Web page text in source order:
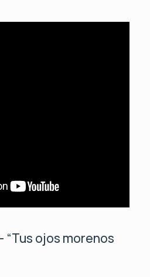
“Tus ojos morenos